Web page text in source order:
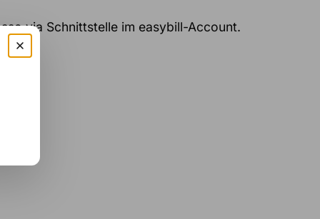
via Schnittstelle im easybill-Account.